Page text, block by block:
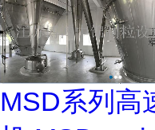
MSD系列高